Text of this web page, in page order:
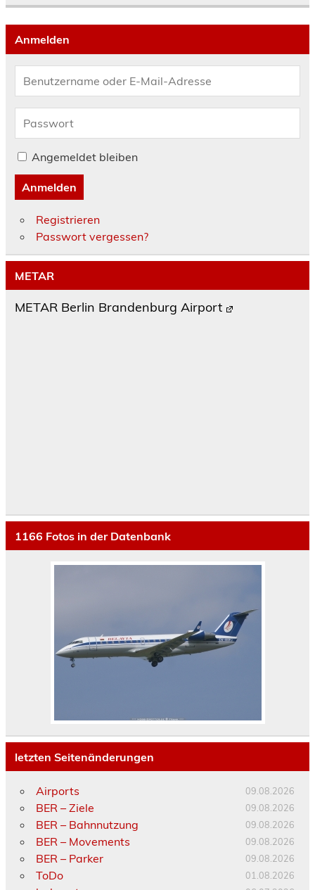
Anmelden
Angemeldet bleiben
Anmelden
Registrieren
Passwort vergessen?
METAR
METAR Berlin Brandenburg Airport
1166 Fotos in der Datenbank
letzten Seitenänderungen
Airports 09.08.2026
BER – Ziele 09.08.2026
BER – Bahnnutzung 09.08.2026
BER – Movements 09.08.2026
BER – Parker 09.08.2026
ToDo 01.08.2026